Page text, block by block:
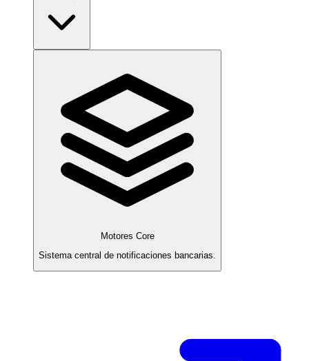
Motores Core
Sistema central de notificaciones bancarias.